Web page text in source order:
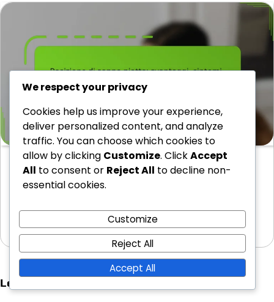
Posizione di sonno piatta: svantaggi, sintomi,
alternative
significativo sulla tua salute, portando a…
27/02/2026
Leave a Reply
We respect your privacy
Cookies help us improve your experience,
deliver personalized content, and analyze
traffic. You can choose which cookies to
allow by clicking Customize. ClickAccept
All to consent or Reject All to decline non-
essential cookies.
Customize
Reject All
Accept All